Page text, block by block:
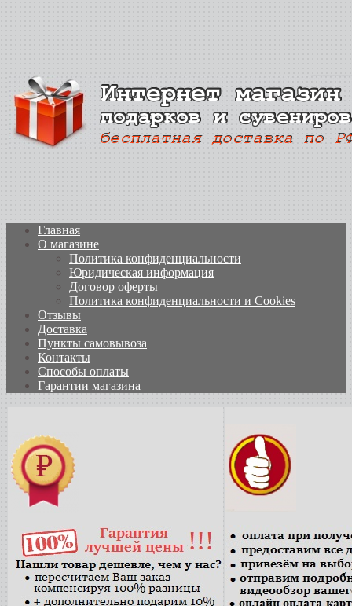
Главная
О магазине
Политика конфиденциальности
Юридическая информация
Договор оферты
Политика конфиденциальности и Cookies
Отзывы
Доставка
Пункты самовывоза
Контакты
Способы оплаты
Гарантии магазина